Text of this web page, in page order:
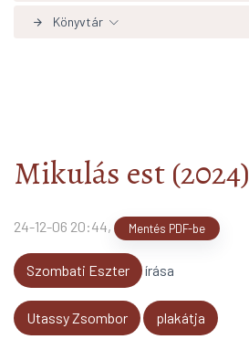
arrow_forward Könyvtár
Mikulás est (2024)
24-12-06 20:44, Mentés PDF-be
Szombati Eszter írása
Utassy Zsombor plakátja